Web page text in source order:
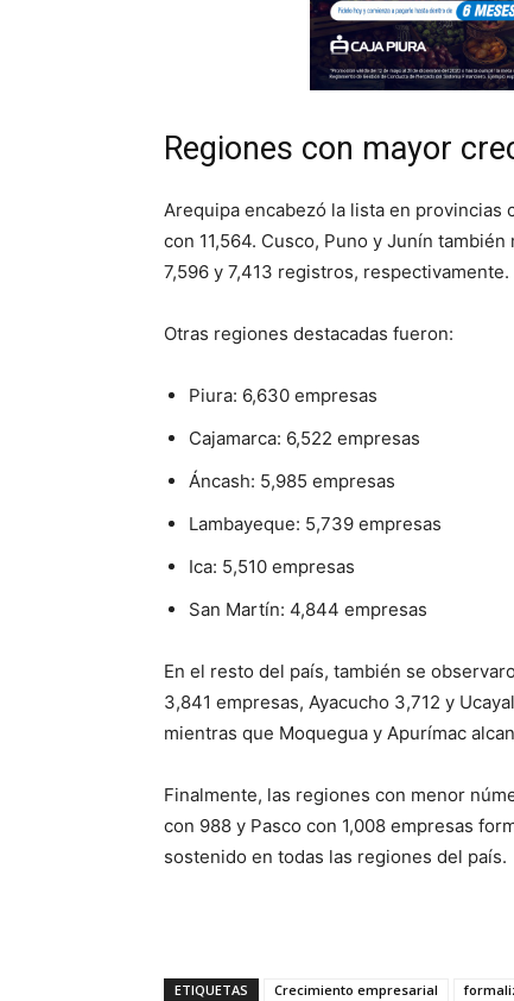
Regiones con mayor
Arequipa encabezó la lista en provincias
con 11,564. Cusco, Puno y Junín
7,596 y 7,413 registros, respectivamente.
Otras regiones destacadas fueron:
Piura: 6,630 empresas
Cajamarca: 6,522 empresas
Áncash: 5,985 empresas
Lambayeque: 5,739 empresas
Ica: 5,510 empresas
San Martín: 4,844 empresas
En el resto del país, también se
3,841 empresas, Ayacucho 3,712 y
mientras que Moquegua y Apurímac
Finalmente, las regiones con menor
con 988 y Pasco con 1,008 empresas
sostenido en todas las regiones del país.
ETIQUETAS Crecimiento empresarial